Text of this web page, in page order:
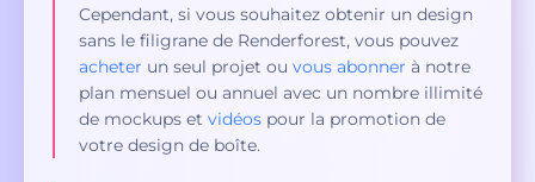
Cependant, si vous souhaitez obtenir un design
sans le filigrane de Renderforest, vous pouvez
acheter un seul projet ou vous abonner à notre
plan mensuel ou annuel avec un nombre illimité
de mockups et vidéos pour la promotion de
votre design de boîte.